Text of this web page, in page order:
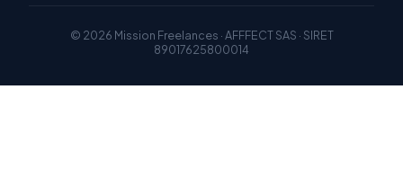
© 2026 Mission Freelances · AFFFECT SAS · SIRET
89017625800014